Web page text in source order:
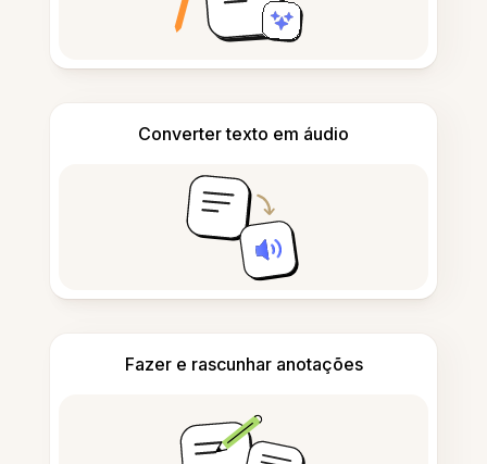
Converter texto em áudio
Fazer e rascunhar anotações